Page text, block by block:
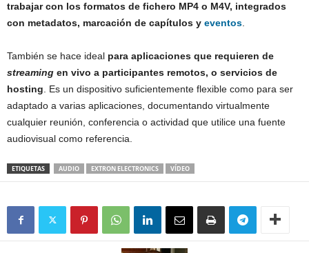
trabajar con los formatos de fichero MP4 o M4V, integrados
con metadatos, marcación de capítulos y eventos
También se hace ideal para aplicaciones que requieren de
streaming en vivo a participantes remotos, o servicios de
hosting . Es un dispositivo suficientemente flexible como para ser
adaptado a varias aplicaciones, documentando virtualmente
cualquier reunión, conferencia o actividad que utilice una fuente
audiovisual como referencia.
ETIQUETAS AUDIO EXTRON ELECTRONICS VÍDEO